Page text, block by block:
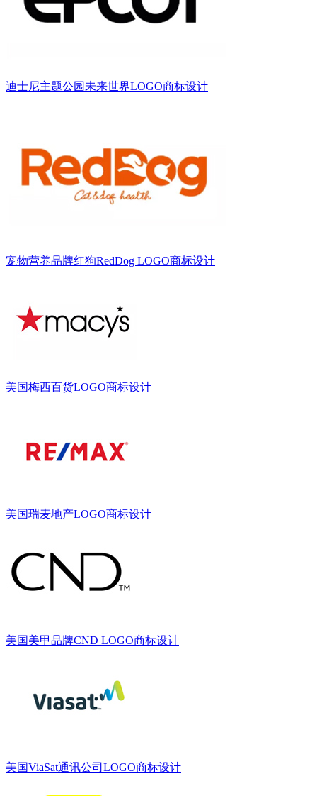
迪士尼主题公园未来世界LOGO商标设计
宠物营养品牌红狗RedDog LOGO商标设计
美国梅西百货LOGO商标设计
美国瑞麦地产LOGO商标设计
美国美甲品牌CND LOGO商标设计
美国ViaSat通讯公司LOGO商标设计